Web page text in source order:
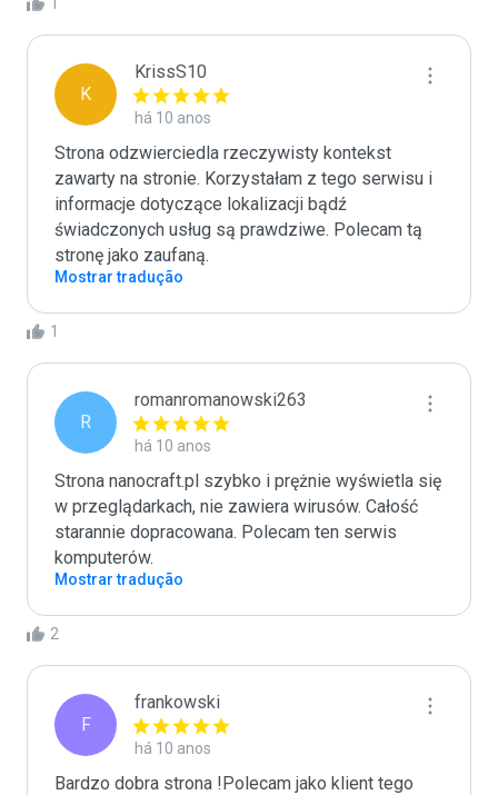
K
KrissS10
há 10 anos
Strona odzwierciedla rzeczywisty kontekst
zawarty na stronie. Korzystałam z tego serwisu i
informacje dotyczące lokalizacji bądź
świadczonych usług są prawdziwe. Polecam tą
stronę jako zaufaną.
Mostrar tradução
1
R
romanromanowski263
há 10 anos
Strona nanocraft.pl szybko i prężnie wyświetla się
w przeglądarkach, nie zawiera wirusów. Całość
starannie dopracowana. Polecam ten serwis
komputerów.
Mostrar tradução
2
F
frankowski
há 10 anos
Bardzo dobra strona !Polecam jako klient tego